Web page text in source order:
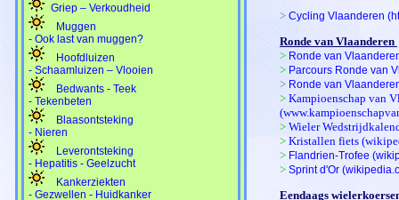
Griep – Verkoudheid
Muggen
- Ook last van muggen?
Hoofdluizen
- Schaamluizen – Vlooien
Bedwants - Teek
- Tekenbeten
Blaasontsteking
- Nieren
Leverontsteking
- Hepatitis - Geelzucht
Kankerziekten
- Gezwellen - Huidkanker
> Cycling Vlaanderen (
Ronde van Vlaanderen
> Ronde van
> Parcours Ronde van
> Ronde van
> Kampioenschap van
> Wieler
> Kristallen fiets
> Flandrien-Trofee
> Sprint d'Or
Eendaags